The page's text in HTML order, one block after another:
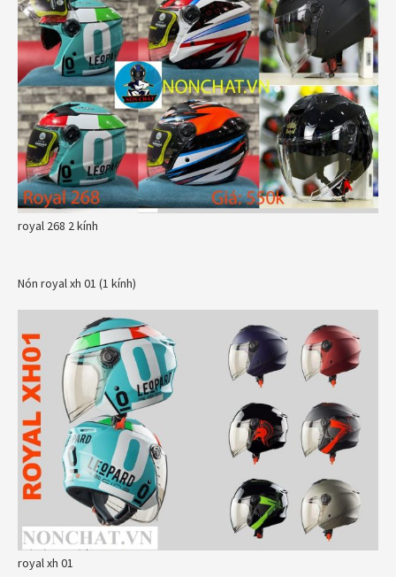
royal 268 2 kính
Nón royal xh 01 (1 kính)
royal xh 01